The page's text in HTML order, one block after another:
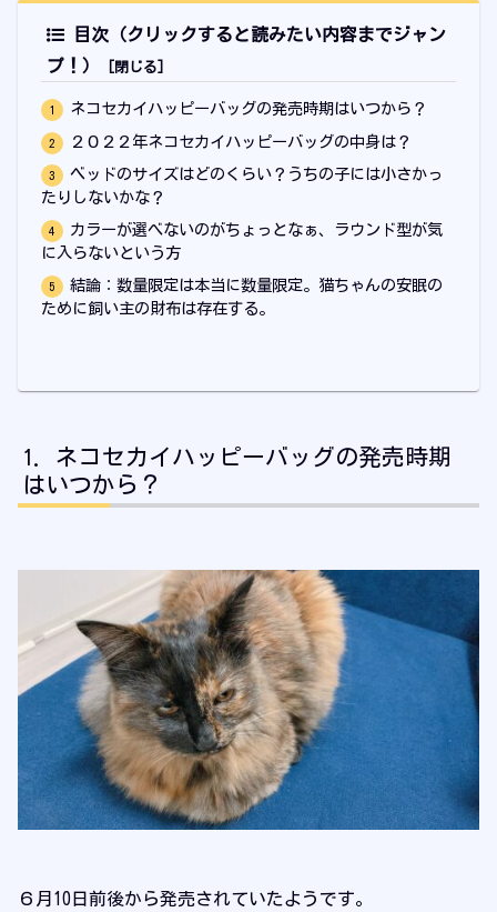
目次（クリックすると読みたい内容までジャン
プ！）
ネコセカイハッピーバッグの発売時期はいつから？
２０２２年ネコセカイハッピーバッグの中身は？
ベッドのサイズはどのくらい？うちの子には小さかっ
たりしないかな？
カラーが選べないのがちょっとなぁ、ラウンド型が気
に入らないという方
結論：数量限定は本当に数量限定。猫ちゃんの安眠の
ために飼い主の財布は存在する。
ネコセカイハッピーバッグの発売時期
はいつから？
６月10日前後から発売されていたようです。